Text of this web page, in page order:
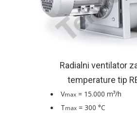
Radialni ventilator
temperature tip
Vmax = 15.000 m³/h
Tmax = 300 °C